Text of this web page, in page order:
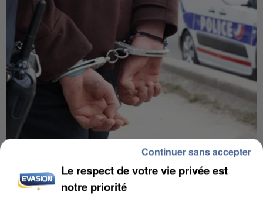
L’UN DES FONDATEURS SUPPOSÉS DE LA DZ
MAFIA INTERPELLÉ EN ALGÉRIE
Le respect de votre vie privée est
notre priorité
Continuer sans accepter